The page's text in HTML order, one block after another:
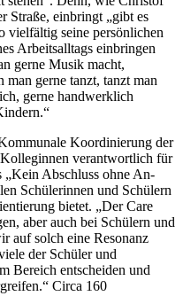
Straße, einbringt „gibt es
vielfältig seine persönlichen
Arbeitsalltags einbringen
gerne Musik macht,
gerne tanzt, tanzt man
gerne handwerklich
Koordinierung der
verantwortlich für
„Kein Abschluss ohne An-
Schülerinnen und Schülern
bietet. „Der Care
aber auch bei Schülern und
auf solch eine Resonanz
der Schüler und
Bereich entscheiden und
Circa 160